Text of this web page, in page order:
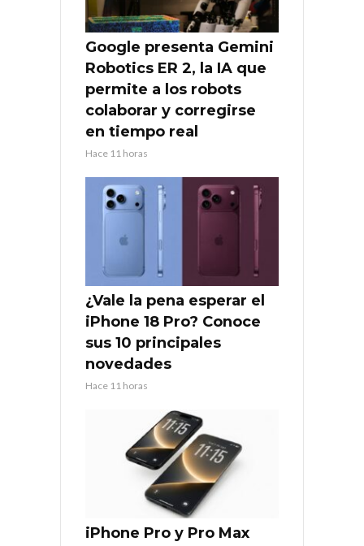
Google presenta Gemini
Robotics ER 2, la IA que
permite a los robots
colaborar y corregirse
en tiempo real
Hace 11 horas
¿Vale la pena esperar el
iPhone 18 Pro? Conoce
sus 10 principales
novedades
Hace 11 horas
iPhone Pro y Pro Max